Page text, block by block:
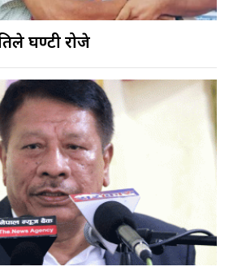
घण्टी रोजे